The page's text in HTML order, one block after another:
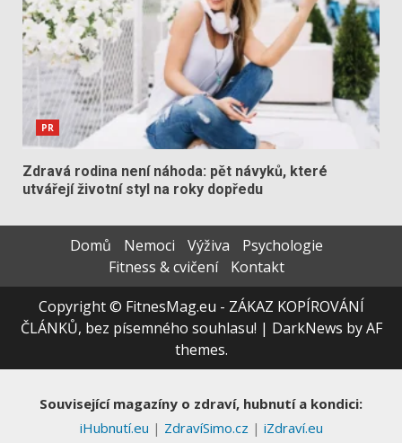
PR
Zdravá rodina není náhoda: pět návyků, které
utvářejí životní styl na roky dopředu
Domů Nemoci Výživa
Psychologie
Fitness & cvičení
Kontakt
Copyright © FitnesMag.eu - ZÁKAZ KOPÍROVÁNÍ
ČLÁNKŮ, bez písemného souhlasu! | DarkNews by AF
themes.
Související magazíny o zdraví, hubnutí a kondici:
iHubnutí.eu | ZdravíSimo.cz | iZdraví.eu